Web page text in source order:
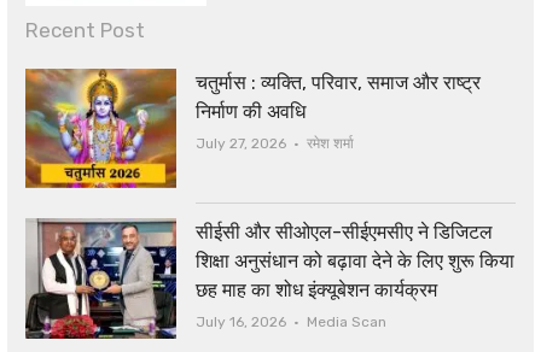
Recent Post
चतुर्मास : व्यक्ति, परिवार, समाज और राष्ट्र
निर्माण की अवधि
July 27, 2026 Author
रमेश शर्मा
सीईसी और सीओएल-सीईएमसीए ने डिजिटल
शिक्षा अनुसंधान को बढ़ावा देने के लिए शुरू किया
छह माह का शोध इंक्यूबेशन कार्यक्रम
July 16, 2026 Author
Media Scan